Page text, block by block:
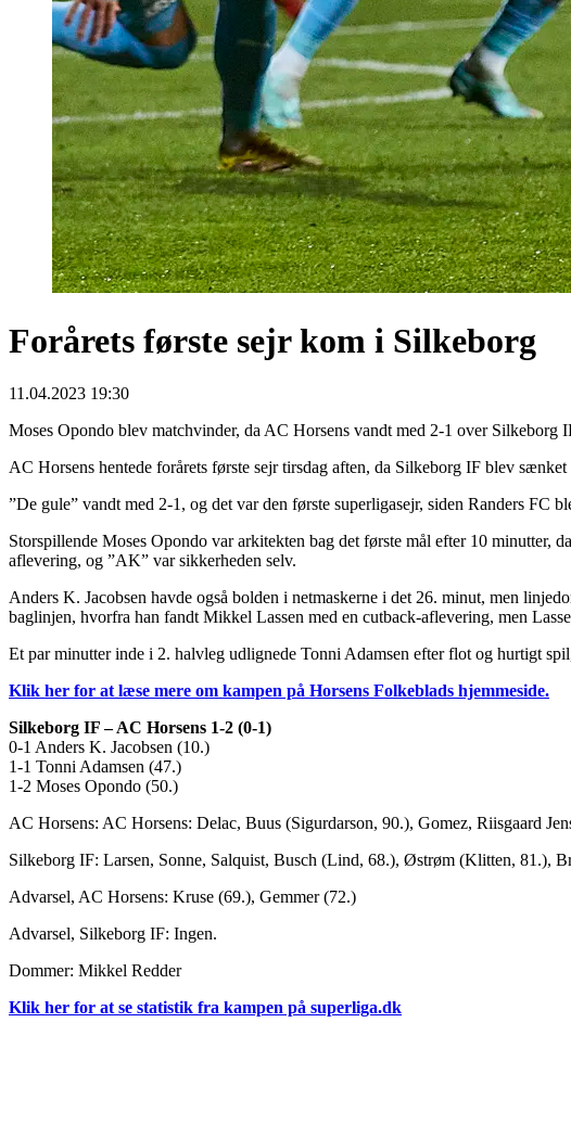
Forårets første sejr kom i Silkeborg
11.04.2023 19:30
Moses Opondo blev matchvinder, da AC Horsens vandt med 2-1 over Silkeborg
AC Horsens hentede forårets første sejr tirsdag aften, da Silkeborg IF blev
”De gule” vandt med 2-1, og det var den første superligasejr, siden Randers FC
Storspillende Moses Opondo var arkitekten bag det første mål efter 10 minutter,
aflevering, og ”AK” var sikkerheden selv.
Anders K. Jacobsen havde også bolden i netmaskerne i det 26. minut, men
baglinjen, hvorfra han fandt Mikkel Lassen med en cutback-aflevering, men
Et par minutter inde i 2. halvleg udlignede Tonni Adamsen efter flot og hurtigt
Klik her for at læse mere om kampen på Horsens Folkeblads hjemmeside.
Silkeborg IF – AC Horsens 1-2 (0-1)
0-1 Anders K. Jacobsen (10.)
1-1 Tonni Adamsen (47.)
1-2 Moses Opondo (50.)
AC Horsens: AC Horsens: Delac, Buus (Sigurdarson, 90.), Gomez, Riisgaard
Silkeborg IF: Larsen, Sonne, Salquist, Busch (Lind, 68.), Østrøm (Klitten, 81.),
Advarsel, AC Horsens: Kruse (69.), Gemmer (72.)
Advarsel, Silkeborg IF: Ingen.
Dommer: Mikkel Redder
Klik her for at se statistik fra kampen på superliga.dk